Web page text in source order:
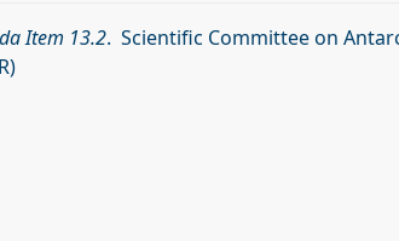
Item 13.2. Scientific Committee on